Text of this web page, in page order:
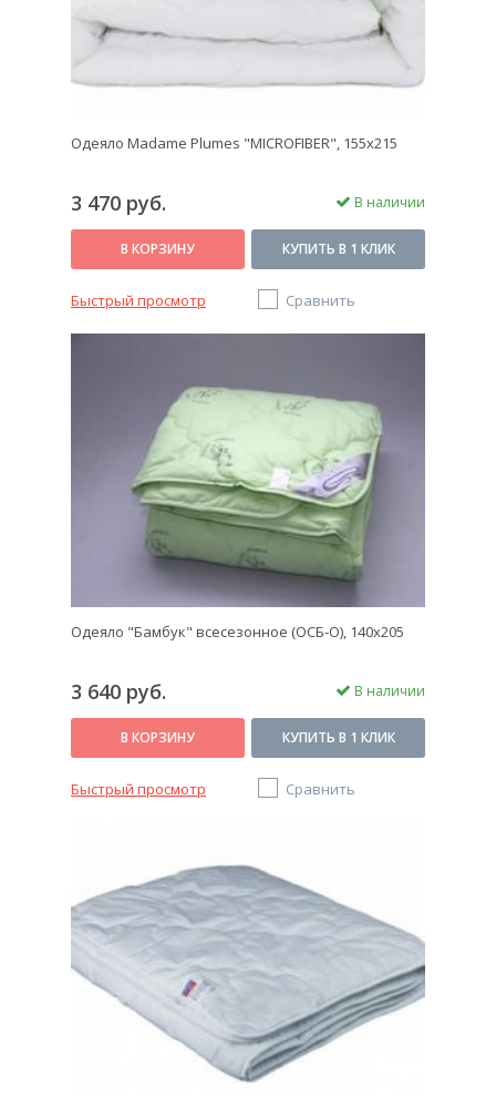
Одеяло Madame Plumes "MICROFIBER", 155х215
3 470 руб. В наличии
В КОРЗИНУ КУПИТЬ В 1 КЛИК
Быстрый просмотр Сравнить
Одеяло "Бамбук" всесезонное (ОСБ-О), 140x205
3 640 руб. В наличии
В КОРЗИНУ КУПИТЬ В 1 КЛИК
Быстрый просмотр Сравнить